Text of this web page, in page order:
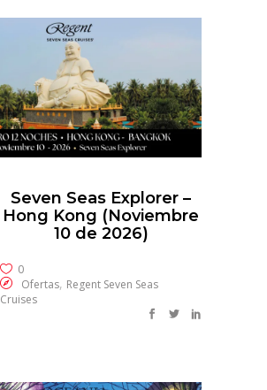
Seven Seas Explorer –
Hong Kong (Noviembre
10 de 2026)
0
Ofertas, Regent Seven Seas
Cruises